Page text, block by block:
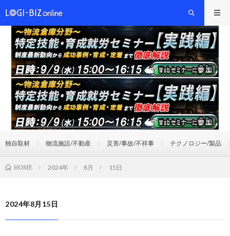
独自取材 物流施設/不動産 災害/事故/不祥事 テクノロジー/製品
HOME 2024年 8月 15日
2024年8月15日